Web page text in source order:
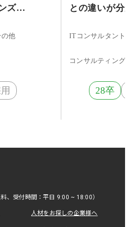
ズ
他
との違いが分
会社説明会～
ITコンサルタント
28卒
、受付時間：平日 9:00 ~ 18:00）
人材をお探しの企業様へ